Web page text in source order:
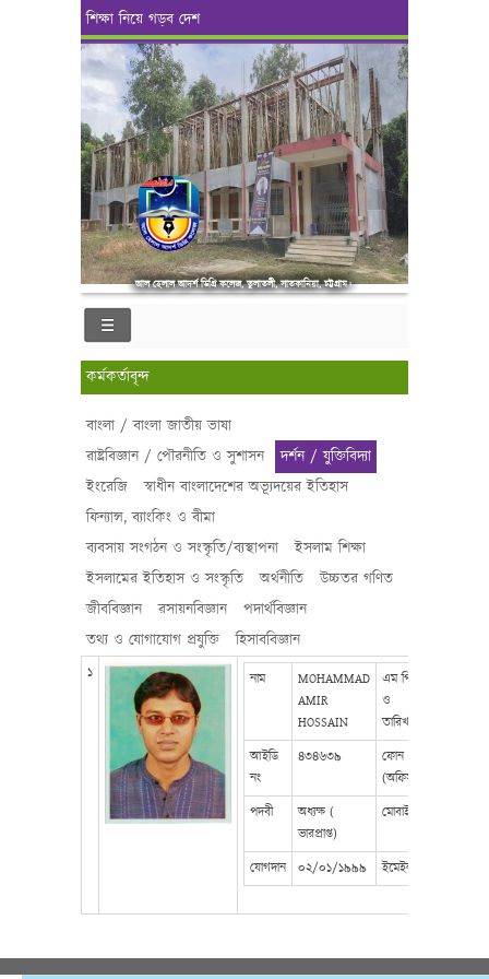
শিক্ষা নিয়ে গড়ব দেশ
আল হেলাল আদর্শ ডিগ্রি কলেজ, তুলাতলী, সাতকানিয়া, চট্টগ্রাম।
কর্মকর্তাবৃন্দ
বাংলা / বাংলা জাতীয় ভাষা
রাষ্ট্রবিজ্ঞান / পৌরনীতি ও সুশাসন
দর্শন / যুক্তিবিদ্যা
ইংরেজি
স্বাধীন বাংলাদেশের অভ্যূদয়ের ইতিহাস
ফিন্যান্স, ব্যাংকিং ও বীমা
ব্যবসায় সংগঠন ও সংস্কৃতি/ব্যস্থাপনা
ইসলাম শিক্ষা
ইসলামের ইতিহাস ও সংস্কৃতি
অর্থনীতি
উচ্চতর গণিত
জীববিজ্ঞান
রসায়নবিজ্ঞান
পদার্থবিজ্ঞান
তথ্য ও যোগাযোগ প্রযুক্তি
হিসাববিজ্ঞান
১ নাম
MOHAMMAD
AMIR
HOSSAIN
এম পি
ও
তারিখ
আইডি
নং
৪৩৪৬৩৯
ফোন
(অফিস)
পদবী
অধ্যক্ষ (
ভারপ্রাপ্ত)
মোবাইল
যোগদান ০২/০১/১৯৯৯ ইমেইল